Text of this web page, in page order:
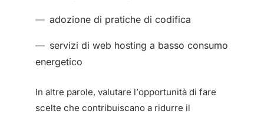
adozione di pratiche di codifica
servizi di web hosting a basso consumo
energetico
In altre parole, valutare l’opportunità di fare
scelte che contribuiscano a ridurre il